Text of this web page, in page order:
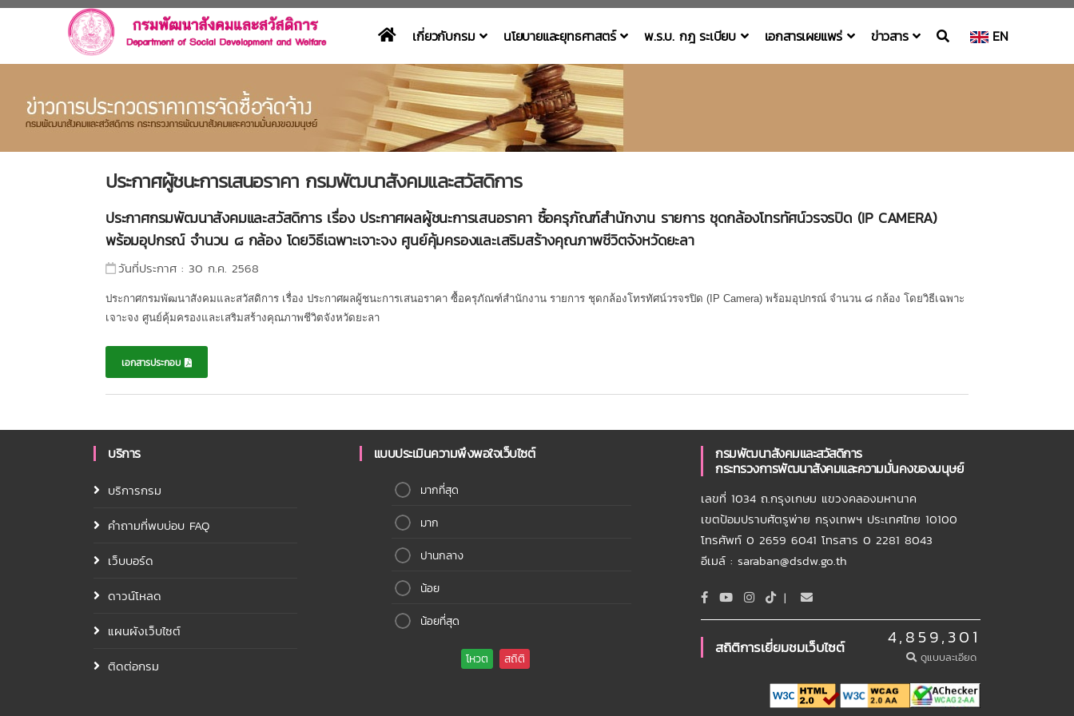
เกี่ยวกับกรม นโยบายและยุทธศาสตร์ พ.ร.บ. กฎ ระเบียบ เอกสารเผยแพร่ ข่าวสาร EN
ประกาศผู้ชนะการเสนอราคา กรมพัฒนาสังคมและสวัสดิการ
ประกาศกรมพัฒนาสังคมและสวัสดิการ เรื่อง ประกาศผลผู้ชนะการเสนอราคา ซื้อครุภัณฑ์สำนักงาน รายการ ชุดกล้องโทรทัศน์วรจรปิด (IP CAMERA)
พร้อมอุปกรณ์ จำนวน ๘ กล้อง โดยวิธีเฉพาะเจาะจง ศูนย์คุ้มครองและเสริมสร้างคุณภาพชีวิตจังหวัดยะลา
วันที่ประกาศ : 30 ก.ค. 2568
ประกาศกรมพัฒนาสังคมและสวัสดิการ เรื่อง ประกาศผลผู้ชนะการเสนอราคา ซื้อครุภัณฑ์สำนักงาน รายการ ชุดกล้องโทรทัศน์วรจรปิด ( IP Camera) พร้อมอุปกรณ์ จำนวน ๘ กล้อง โดยวิธีเฉพาะ
เจาะจง ศูนย์คุ้มครองและเสริมสร้างคุณภาพชีวิตจังหวัดยะลา
เอกสารประกอบ
บริการ
บริการกรม
คำถามที่พบบ่อบ FAQ
เว็บบอร์ด
ดาวน์โหลด
แผนผังเว็บไซต์
ติดต่อกรม
แบบประเมินความพึงพอใจเว็บไซต์
มากที่สุด
มาก
ปานกลาง
น้อย
น้อยที่สุด
กรมพัฒนาสังคมและสวัสดิการ
กระทรวงการพัฒนาสังคมและความมั่นคงของมนุษย์
เลขที่ 1034 ถ.กรุงเกษม แขวงคลองมหานาค
เขตป้อมปราบศัตรูพ่าย กรุงเทพฯ ประเทศไทย 10100
โทรศัพท์ 0 2659 6041 โทรสาร 0 2281 8043
อีเมล์ : saraban@dsdw.go.th
|
สถิติการเยี่ยมชมเว็บไซต์ 4,859,301
ดูแบบละเอียด